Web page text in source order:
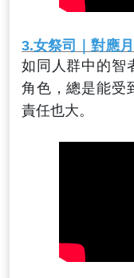
3.女祭司
｜對應
如同人群中的智
角色，總是能受
責任也大。